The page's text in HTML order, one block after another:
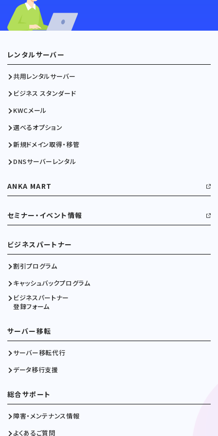
レンタルサーバー
共用レンタルサーバー
ビジネス スタンダード
KWCメール
選べるオプション
新規ドメイン取得・移管
DNSサーバーレンタル
ANKA MART
セミナー・イベント情報
ビジネスパートナー
割引プログラム
キャッシュバックプログラム
ビジネスパートナー
登録フォーム
サーバー移転
サーバー移転代行
データ移行支援
総合サポート
障害・メンテナンス情報
よくあるご質問